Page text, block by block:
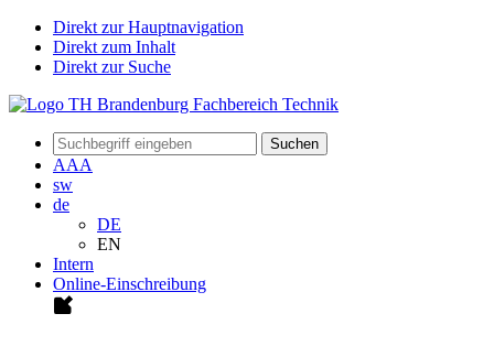
Direkt zur Hauptnavigation
Direkt zum Inhalt
Direkt zur Suche
Suchen
AAA
sw
de
DE
EN
Intern
Online-Einschreibung